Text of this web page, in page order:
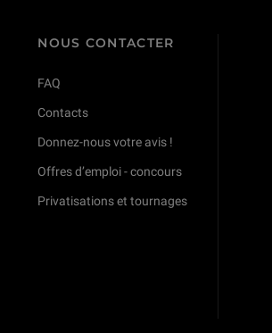
NOUS CONTACTER
FAQ
Contacts
Donnez-nous votre avis !
Offres d’emploi - concours
Privatisations et tournages